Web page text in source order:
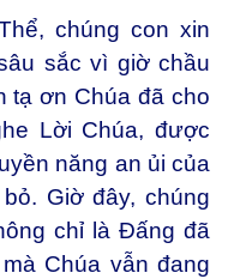
chúng con xin
sắc vì giờ chầu
tạ ơn Chúa đã cho
Lời Chúa, được
năng an ủi của
Giờ đây, chúng
chỉ là Đấng đã
Chúa vẫn đang